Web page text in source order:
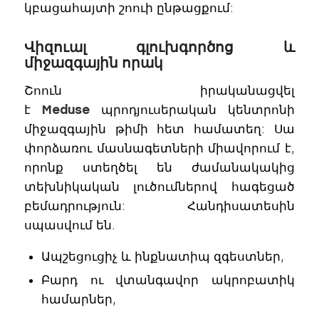
կբացահայտի շոուի ընթացքում:
Վիզուալ գլուխգործոց և
միջազգային որակ
Շոուն իրականացվել
է Meduseպրոդյուսերական կենտրոնի
միջազգային թիմի հետ համատեղ: Սա
փորձառու մասնագետների միավորում է,
որոնք ստեղծել են ժամանակակից
տեխնիկական լուծումներով հագեցած
բեմադրություն: Հանդիսատեսին
սպասվում են.
Ապշեցուցիչ և ինքնատիպ զգեստներ,
Բարդ ու վտանգավոր ակրոբատիկ
համարներ,